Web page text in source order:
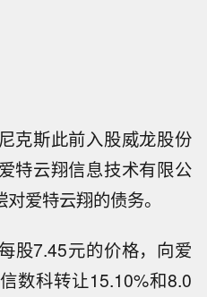
克斯此前入股威龙股份
特云翔信息技术有限公
爱特云翔的债务。
股7.45元的价格，向爱
数科转让15.10%和8.0